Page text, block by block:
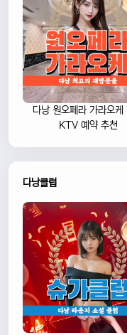
다낭 원오페라 가라오케
KTV 예약 추천
다낭클럽